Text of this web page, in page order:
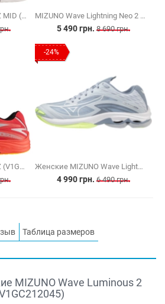
MIZUNO Thunder Blade Z MID (V1GA237552) MIZUNO Wave Lightning Neo 2 (V1GA220241)
5 490 грн. 8 690 грн.
MIZUNO Thunder Blade Z (V1GA237002)
-24%
Женские MIZUNO Wave Lightning Z7 (V1GC220002)
4 990 грн. 6 490 грн.
Таблица размеров
MIZUNO Wave Luminous 2